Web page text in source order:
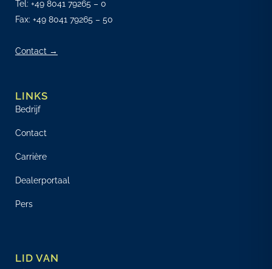
Tel: +49 8041 79265 – 0
Fax: +49 8041 79265 – 50
Contact →
LINKS
Bedrijf
Contact
Carrière
Dealerportaal
Pers
LID VAN